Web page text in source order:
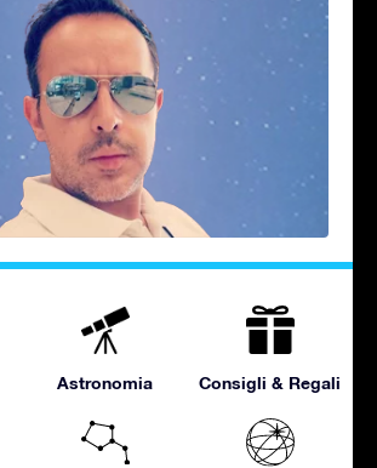
Astronomia Consigli & Regali